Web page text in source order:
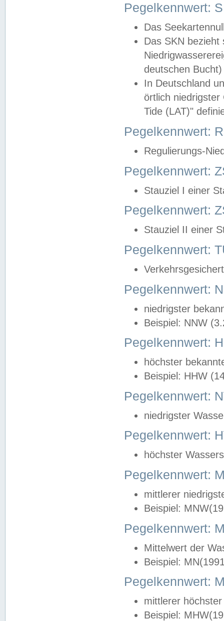
Pegelkennwert:
Das
Das SKN
deutschen
In Deutschland
örtlich
Tide (LAT)"
Pegelkennwert:
Regulierungs-
Pegelkennwert:
Stauziel I einer
Pegelkennwert:
Stauziel II einer
Pegelkennwert:
Pegelkennwert:
niedrigster
Beispiel: NNW
Pegelkennwert:
höchster
Beispiel: HHW
Pegelkennwert:
niedrigster
Pegelkennwert:
höchster
Pegelkennwert:
mittlerer
Beispiel:
Pegelkennwert:
Mittelwert der
Beispiel:
Pegelkennwert:
mittlerer
Beispiel: